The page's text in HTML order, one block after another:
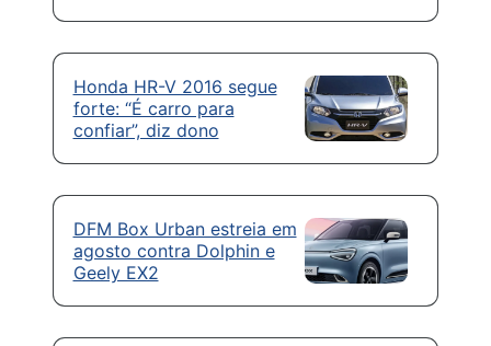
Honda HR-V 2016 segue
forte: “É carro para
confiar”, diz dono
DFM Box Urban estreia em
agosto contra Dolphin e
Geely EX2